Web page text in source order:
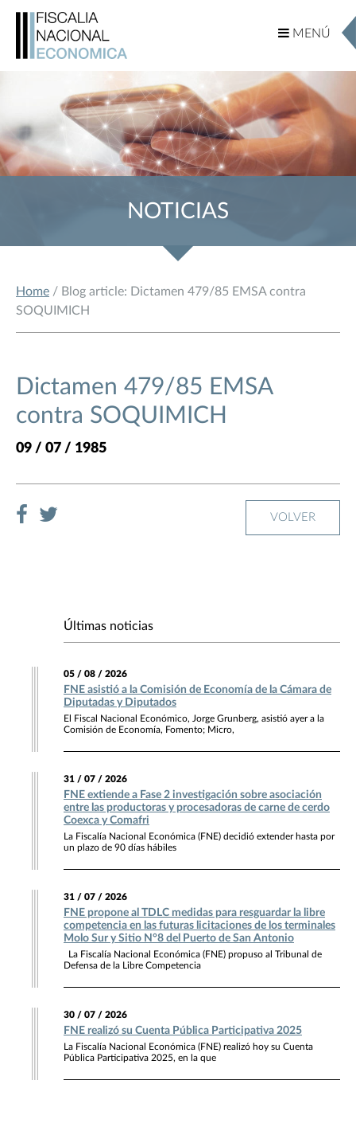
MENÚ
MENÚ
NOTICIAS
Home / Blog article: Dictamen 479/85 EMSA contra
SOQUIMICH
Dictamen 479/85 EMSA
contra SOQUIMICH
09 / 07 / 1985
VOLVER
Últimas noticias
05 / 08 / 2026
FNE asistió a la Comisión de Economía de la Cámara de
Diputadas y Diputados
El Fiscal Nacional Económico, Jorge Grunberg, asistió ayer a la
Comisión de Economía, Fomento; Micro,
31 / 07 / 2026
FNE extiende a Fase 2 investigación sobre asociación
entre las productoras y procesadoras de carne de cerdo
Coexca y Comafri
La Fiscalía Nacional Económica (FNE) decidió extender hasta por
un plazo de 90 días hábiles
31 / 07 / 2026
FNE propone al TDLC medidas para resguardar la libre
competencia en las futuras licitaciones de los terminales
Molo Sur y Sitio N°8 del Puerto de San Antonio
La Fiscalía Nacional Económica (FNE) propuso al Tribunal de
Defensa de la Libre Competencia
30 / 07 / 2026
FNE realizó su Cuenta Pública Participativa 2025
La Fiscalía Nacional Económica (FNE) realizó hoy su Cuenta
Pública Participativa 2025, en la que